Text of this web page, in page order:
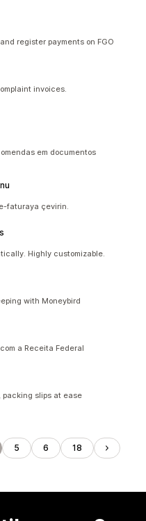
register payments on FGO
invoices.
em documentos
faturaya çevirin.
Highly customizable.
with Moneybird
a Receita Federal
packing slips at ease
5 6 18